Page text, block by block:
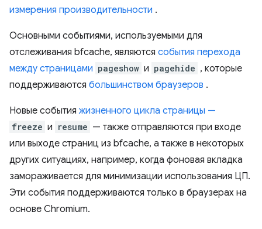
измерения производительности .
Основными событиями, используемыми для
отслеживания bfcache, являются события перехода
между страницами pageshow и pagehide , которые
поддерживаются большинством браузеров .
Новые события жизненного цикла страницы —
freeze и resume — также отправляются при входе
или выходе страниц из bfcache, а также в некоторых
других ситуациях, например, когда фоновая вкладка
замораживается для минимизации использования ЦП.
Эти события поддерживаются только в браузерах на
основе Chromium.